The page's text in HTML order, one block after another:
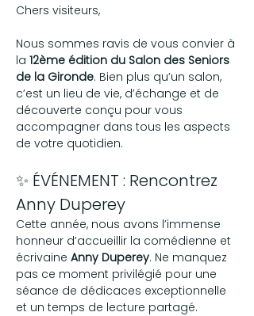
Chers visiteurs,
Nous sommes ravis de vous convier à
la 12ème édition du Salon des Seniors
de la Gironde. Bien plus qu’un salon,
c’est un lieu de vie, d’échange et de
découverte conçu pour vous
accompagner dans tous les aspects
de votre quotidien.
✨ ÉVÉNEMENT : Rencontrez
Anny Duperey
Cette année, nous avons l’immense
honneur d’accueillir la comédienne et
écrivaine Anny Duperey. Ne manquez
pas ce moment privilégié pour une
séance de dédicaces exceptionnelle
et un temps de lecture partagé.